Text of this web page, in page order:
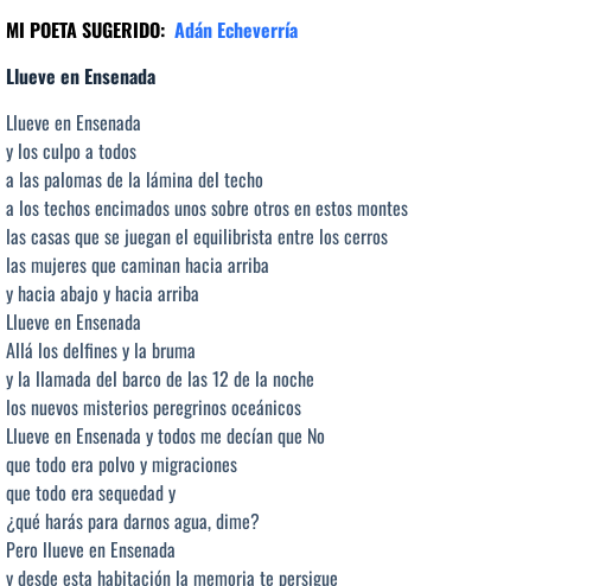
MI POETA SUGERIDO: Adán Echeverría
Llueve en Ensenada
Llueve en Ensenada
y los culpo a todos
a las palomas de la lámina del techo
a los techos encimados unos sobre otros en estos montes
las casas que se juegan el equilibrista entre los cerros
las mujeres que caminan hacia arriba
y hacia abajo y hacia arriba
Llueve en Ensenada
Allá los delfines y la bruma
y la llamada del barco de las 12 de la noche
los nuevos misterios peregrinos oceánicos
Llueve en Ensenada y todos me decían que No
que todo era polvo y migraciones
que todo era sequedad y
¿qué harás para darnos agua, dime?
Pero llueve en Ensenada
y desde esta habitación la memoria te persigue